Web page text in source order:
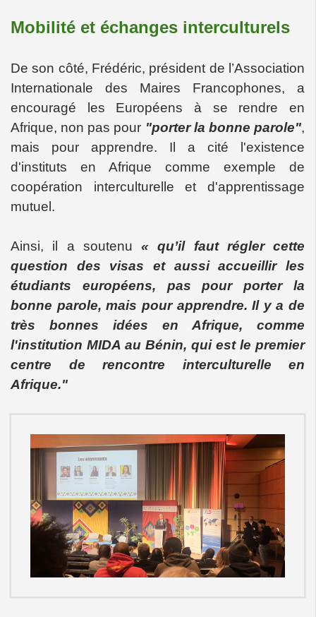
Mobilité et échanges interculturels
De son côté, Frédéric, président de l’Association
Internationale des Maires Francophones, a
encouragé les Européens à se rendre en
Afrique, non pas pour "porter la bonne parole",
mais pour apprendre. Il a cité l'existence
d'instituts en Afrique comme exemple de
coopération interculturelle et d'apprentissage
mutuel.
Ainsi, il a soutenu « qu’il faut régler cette
question des visas et aussi accueillir les
étudiants européens, pas pour porter la
bonne parole, mais pour apprendre. Il y a de
très bonnes idées en Afrique, comme
l'institution MIDA au Bénin, qui est le premier
centre de rencontre interculturelle en
Afrique."